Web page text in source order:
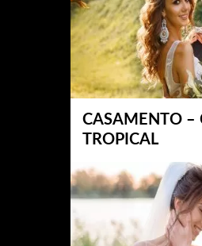
CASAMENTO –
TROPICAL